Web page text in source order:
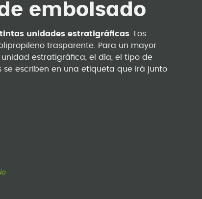
embolsado
unidades estratigráficas . Los
trasparente. Para un mayor
estratigráfica, el día, el tipo de
se escriben en una etiqueta que irá junto